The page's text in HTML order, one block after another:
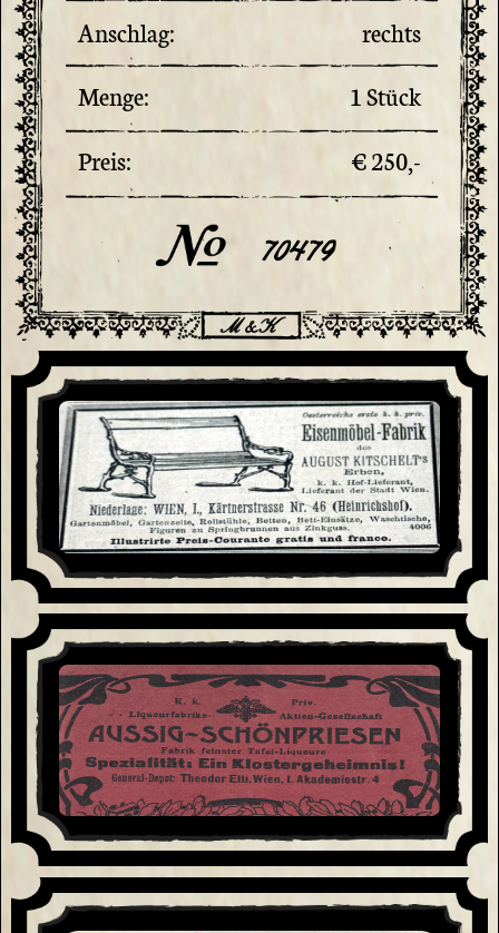
70479
Anschlag:
rechts
Menge:
1 Stück
Preis:
€ 250,-